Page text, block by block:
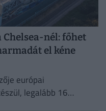
nél: főhet
el kéne
európai
legalább 16